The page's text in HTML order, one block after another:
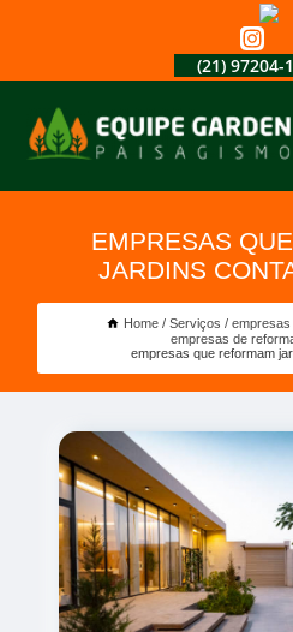
(21) 97204-
EMPRESAS
JARDINS
Home Serviços
empresas
empresas de
empresas que reformam